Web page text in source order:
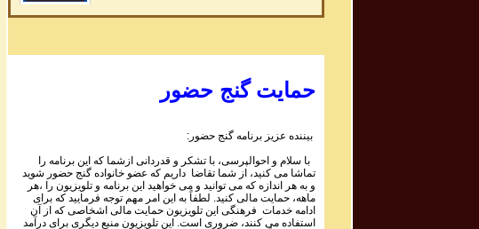
Parviz Shahbazi - Ganje Hozour | پرویز شهبازی - گنج
Phone Calls Programs #1059
Parviz Shahbazi - Ganje Hozour | پرویز شهبازی - گنج
حضور
Phone Calls Programs #1058
2 | ۱۰۵۸
Parviz Shahbazi - Ganje Hozour | پرویز شهبازی - گنج
حضور
حمایت گنج حضور
بیننده عزیز برنامه گنج حضور:
با سلام و احوالپرسی، با تشکر و قدردانی ازشما که این برنامه را
تماشا می کنید، از شما تقاضا داریم که عضو خانواده گنج حضور شوید
و به هر اندازه که می توانید و می خواهید این برنامه و تلویزیون را ،هر
ماهه، حمایت مالی کنید. لطفاً به این امر مهم توجه فرمایید که برای
ادامه خدمات فرهنگی این تلویزیون حمایت مالی اشخاصی که از آن
استفاده می کنند، ضروری است. این تلویزیون منبع دیگری برای درآمد